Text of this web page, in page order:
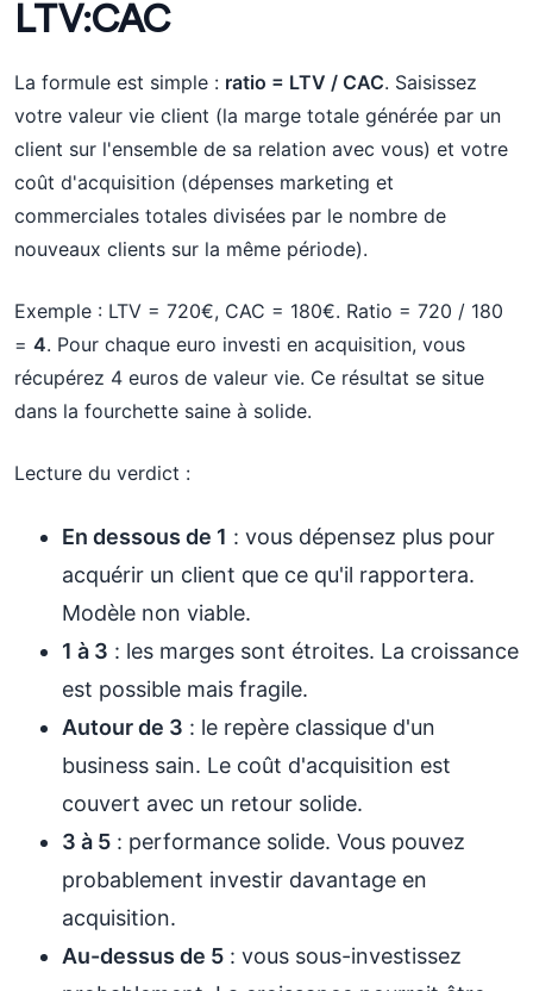
LTV:CAC
La formule est simple : ratio = LTV / CAC. Saisissez
votre valeur vie client (la marge totale générée par un
client sur l'ensemble de sa relation avec vous) et votre
coût d'acquisition (dépenses marketing et
commerciales totales divisées par le nombre de
nouveaux clients sur la même période).
Exemple : LTV = 720€, CAC = 180€. Ratio = 720 / 180
= 4. Pour chaque euro investi en acquisition, vous
récupérez 4 euros de valeur vie. Ce résultat se situe
dans la fourchette saine à solide.
Lecture du verdict :
En dessous de 1 : vous dépensez plus pour
acquérir un client que ce qu'il rapportera.
Modèle non viable.
1 à 3 : les marges sont étroites. La croissance
est possible mais fragile.
Autour de 3 : le repère classique d'un
business sain. Le coût d'acquisition est
couvert avec un retour solide.
3 à 5 : performance solide. Vous pouvez
probablement investir davantage en
acquisition.
Au-dessus de 5 : vous sous-investissez